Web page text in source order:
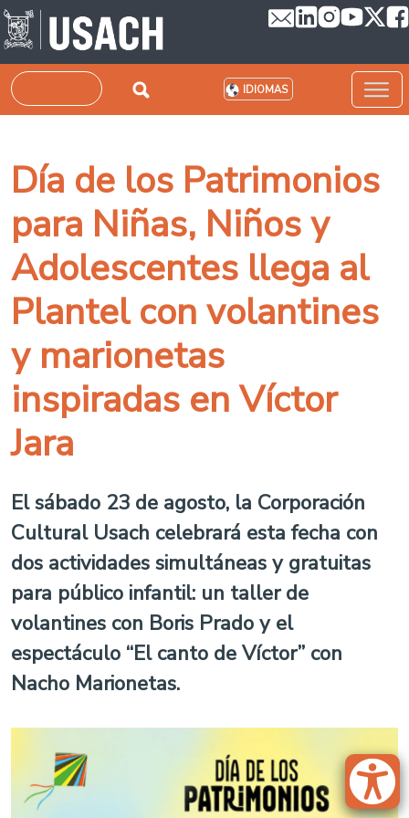
Pasar al contenido principal
Buscar IDIOMAS
Día de los Patrimonios
para Niñas, Niños y
Adolescentes llega al
Plantel con volantines
y marionetas
inspiradas en Víctor
Jara
El sábado 23 de agosto, la Corporación
Cultural Usach celebrará esta fecha con
dos actividades simultáneas y gratuitas
para público infantil: un taller de
volantines con Boris Prado y el
espectáculo “El canto de Víctor” con
Nacho Marionetas.